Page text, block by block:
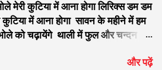
मेरी कुटिया में आना होगा लिरिक्स डम डम
कुटिया में आना होगा सावन के महीने में हम
को चढ़ायेंगे थाली में फुल और चन्दन
के महीने में हम गंगा जल लायेंगे वही गंगाजल
और पढ़ें